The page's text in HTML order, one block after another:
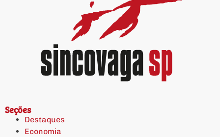
Seções
Destaques
Economia